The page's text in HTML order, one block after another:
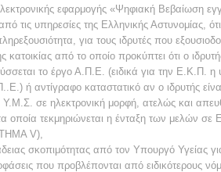
εφαρμογής «Ψηφιακή Βεβαίωση
τις υπηρεσίες της Ελληνικής Αστυνομίας,
για τους ιδρυτές που
κατοικίας από το οποίο προκύπτει ότι ο
το έργο Α.Π.Ε. (ειδικά για την Ε.Κ.Π. η
ή αντίγραφο καταστατικό αν ο ιδρυτής
σε ηλεκτρονική μορφή, ατελώς και
οποία τεκμηριώνεται η ένταξη των μελών
V),
σκοπιμότητας από τον Υπουργό Υγείας
που προβλέπονται από ειδικότερους